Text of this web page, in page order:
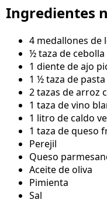
Ingredientes
4 medallones de
½ taza de
1 diente de ajo
1 ½ taza de
2 tazas de arroz
1 taza de vino
1 litro de caldo
1 taza de queso
Perejil
Queso
Aceite de oliva
Pimienta
Sal